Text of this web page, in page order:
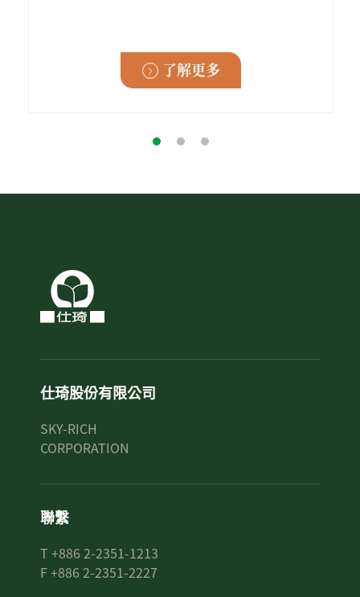
了解更多
仕琦股份有限公司
SKY-RICH
CORPORATION
聯繫
T +886 2-2351-1213
F +886 2-2351-2227